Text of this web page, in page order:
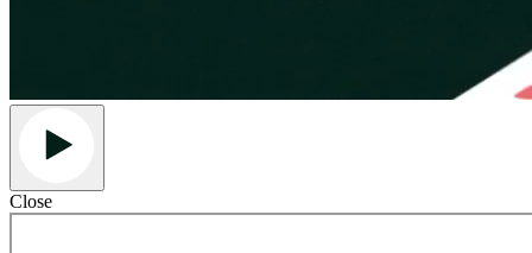
Close